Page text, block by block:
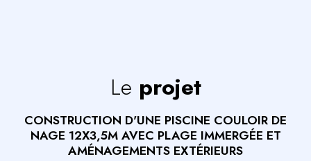
Le projet
CONSTRUCTION D'UNE PISCINE COULOIR DE
NAGE 12X3,5M AVEC PLAGE IMMERGÉE ET
AMÉNAGEMENTS EXTÉRIEURS